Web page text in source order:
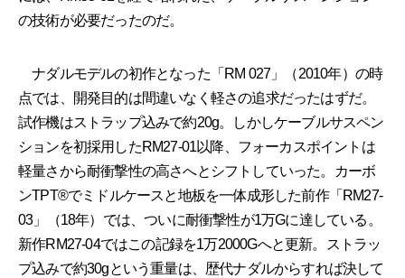
の技術が必要だったのだ。
ナダルモデルの初作となった「RM 027」（2010年）の時
点では、開発目的は間違いなく軽さの追求だったはずだ。
試作機はストラップ込みで約20g。しかしケーブルサスペン
ションを初採用したRM27-01以降、フォーカスポイントは
軽量さから耐衝撃性の高さへとシフトしていった。カーボ
ンTPT®でミドルケースと地板を一体成形した前作「RM27-
03」（18年）では、ついに耐衝撃性が1万Gに達している。
新作RM27-04ではこの記録を1万2000Gへと更新。ストラッ
プ込みで約30gという重量は、歴代ナダルからすれば決して